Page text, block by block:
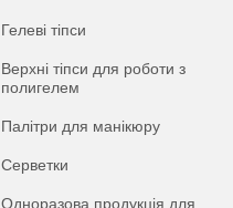
Гелеві тіпси
Верхні тіпси для роботи з
полигелем
Палітри для манікюру
Серветки
Одноразова продукція для